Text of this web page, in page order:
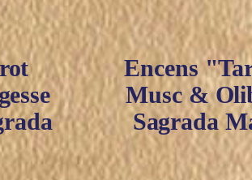
Encens
Musc &
Sagrada